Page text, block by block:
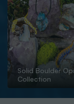
Solid Boulder
Collection